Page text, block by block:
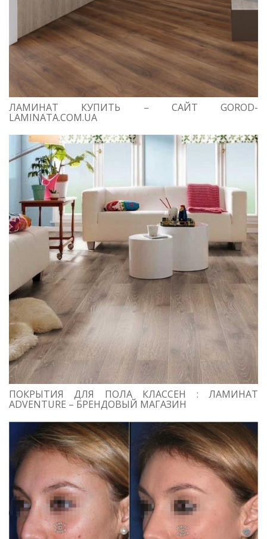
ЛАМИНАТ КУПИТЬ – САЙТ GOROD-
LAMINATA.COM.UA
ПОКРЫТИЯ ДЛЯ ПОЛА КЛАССЕН : ЛАМИНАТ
ADVENTURE – БРЕНДОВЫЙ МАГАЗИН